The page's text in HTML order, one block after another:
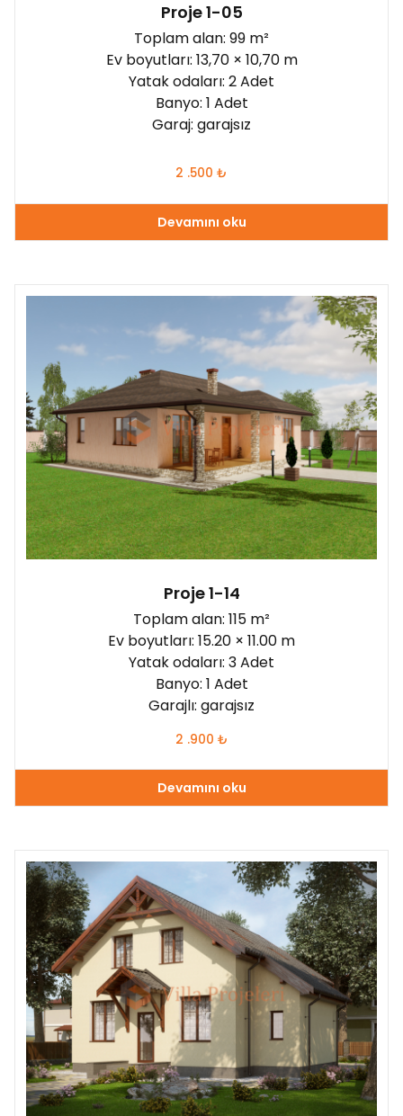
Proje 1-05
Toplam alan: 99 m²
Ev boyutları: 13,70 × 10,70 m
Yatak odaları: 2 Adet
Banyo: 1 Adet
Garaj: garajsız
2 .500 ₺
Devamını oku
Proje 1-14
Toplam alan: 115 m²
Ev boyutları: 15.20 × 11.00 m
Yatak odaları: 3 Adet
Banyo: 1 Adet
Garajlı: garajsız
2 .900 ₺
Devamını oku